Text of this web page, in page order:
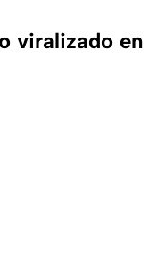
viralizado en